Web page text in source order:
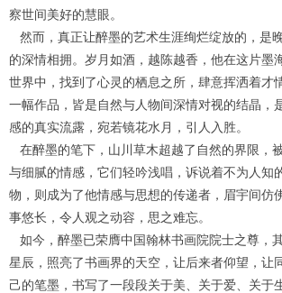
1 2 4
察世间美好的慧眼。
然而，真正让醉墨的艺术生涯绚烂绽放的，是
的深情相拥。岁月如酒，越陈越香，他在这片墨
世界中，找到了心灵的栖息之所，肆意挥洒着才
一幅作品，皆是自然与人物间深情对视的结晶，
感的真实流露，宛若镜花水月，引人入胜。
在醉墨的笔下，山川草木超越了自然的界限，
与细腻的情感，它们轻吟浅唱，诉说着不为人知
物，则成为了他情感与思想的传递者，眉宇间仿
事悠长，令人观之动容，思之难忘。
如今，醉墨已荣膺中国翰林书画院院士之尊，
星辰，照亮了书画界的天空，让后来者仰望，让
己的笔墨，书写了一段段关于美、关于爱、关于